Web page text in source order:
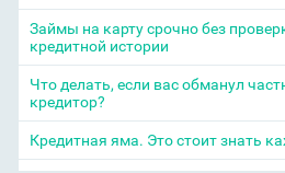
Займы на карту срочно без
кредитной истории
Что делать, если вас обманул
кредитор?
Кредитная яма. Это стоит знать